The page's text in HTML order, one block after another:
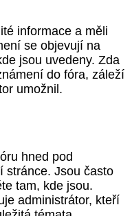
informace a měli
se objevují na
jsou uvedeny. Zda
do fóra, záleží
umožnil.
hned pod
stránce. Jsou často
tam, kde jsou.
administrátor, kteří